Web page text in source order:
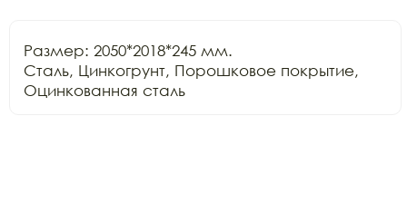
Размер: 2050*2018*245 мм.
Сталь, Цинкогрунт, Порошковое покрытие,
Оцинкованная сталь